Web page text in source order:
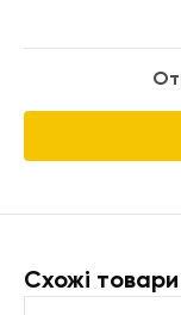
Схожі товари